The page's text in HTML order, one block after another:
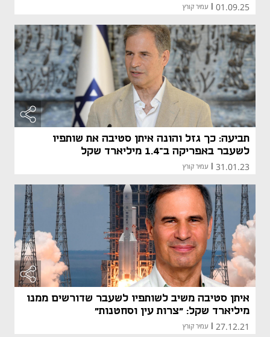
01.09.25 עמיר קורץ
תביעה: כך גזל והונה איתן סטיבה את שותפיו
לשעבר באפריקה ב־1.4 מיליארד שקל
31.01.23 עמיר קורץ
איתן סטיבה משיב לשותפיו לשעבר שדורשים ממנו
מיליארד שקל: "צרות עין וסחטנות"
27.12.21 עמיר קורץ